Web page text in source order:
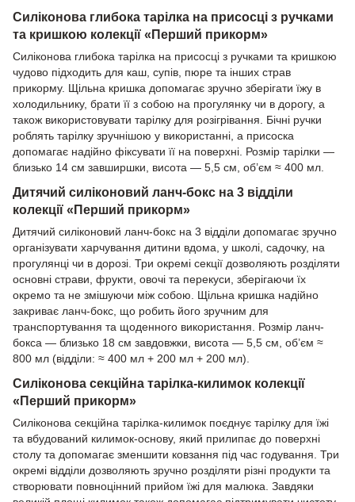
Силіконова глибока тарілка на присосці з ручками
та кришкою колекції «Перший прикорм»
Силіконова глибока тарілка на присосці з ручками та кришкою
чудово підходить для каш, супів, пюре та інших страв
прикорму. Щільна кришка допомагає зручно зберігати їжу в
холодильнику, брати її з собою на прогулянку чи в дорогу, а
також використовувати тарілку для розігрівання. Бічні ручки
роблять тарілку зручнішою у використанні, а присоска
допомагає надійно фіксувати її на поверхні. Розмір тарілки —
близько 14 см завширшки, висота — 5,5 см, об’єм ≈ 400 мл.
Дитячий силіконовий ланч-бокс на 3 відділи
колекції «Перший прикорм»
Дитячий силіконовий ланч-бокс на 3 відділи допомагає зручно
організувати харчування дитини вдома, у школі, садочку, на
прогулянці чи в дорозі. Три окремі секції дозволяють розділяти
основні страви, фрукти, овочі та перекуси, зберігаючи їх
окремо та не змішуючи між собою. Щільна кришка надійно
закриває ланч-бокс, що робить його зручним для
транспортування та щоденного використання. Розмір ланч-
бокса — близько 18 см завдовжки, висота — 5,5 см, об’єм ≈
800 мл (відділи: ≈ 400 мл + 200 мл + 200 мл).
Силіконова секційна тарілка-килимок колекції
«Перший прикорм»
Силіконова секційна тарілка-килимок поєднує тарілку для їжі
та вбудований килимок-основу, який прилипає до поверхні
столу та допомагає зменшити ковзання під час годування. Три
окремі відділи дозволяють зручно розділяти різні продукти та
створювати повноцінний прийом їжі для малюка. Завдяки